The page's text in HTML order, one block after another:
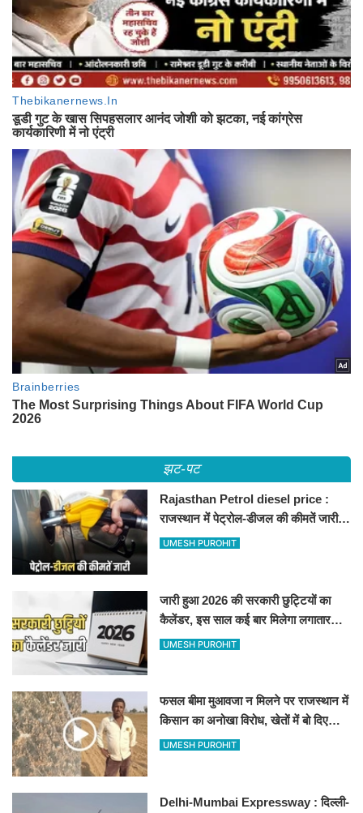
झट-पट
Rajasthan Petrol diesel price :
राजस्थान में पेट्रोल-डीजल की कीमतें जारी,
जानिए बीकानेर समेत पुरे प्रदेश में नए रेट
UMESH PUROHIT
जारी हुआ 2026 की सरकारी छुट्टियों का
कैलेंडर, इस साल कई बार मिलेगा लगातार
अवकाश, देखें
UMESH PUROHIT
फसल बीमा मुआवजा न मिलने पर राजस्थान में
किसान का अनोखा विरोध, खेतों में बो दिए
500-500 रुपए के नोट, वीडियो वायरल
UMESH PUROHIT
Delhi-Mumbai Expressway : दिल्ली-